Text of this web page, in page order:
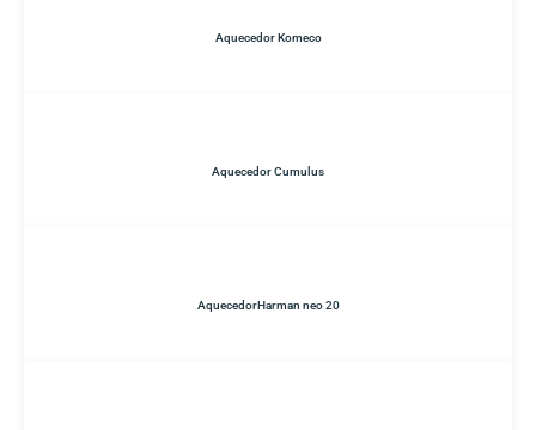
Aquecedor Komeco
Aquecedor Cumulus
AquecedorHarman neo 20